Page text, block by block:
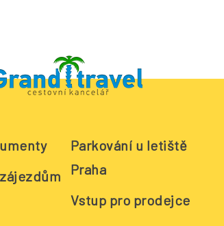
Parkování u letiště
Praha
Vstup pro prodejce